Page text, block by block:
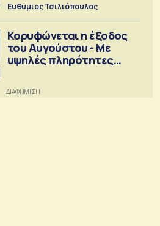
Ευθύμιος Τσιλιόπουλος
Κορυφώνεται η έξοδος
του Αυγούστου - Με
υψηλές πληρότητες